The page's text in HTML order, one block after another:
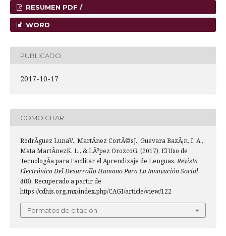
RESUMEN PDF /
WORD
PUBLICADO
2017-10-17
CÓMO CITAR
RodrÃ­guez LunaV., MartÃ­nez CortÃ©sJ., Guevara BazÃ¡n, I. A.,
Mata MartÃ­nezK. L., & LÃ³pez OrozcoG. (2017). El Uso de
TecnologÃ­a para Facilitar el Aprendizaje de Lenguas.Revista
Electrónica Del Desarrollo Humano Para La Innovación Social,
4(8). Recuperado a partir de
https://cdhis.org.mx/index.php/CAGI/article/view/122
Formatos de citación